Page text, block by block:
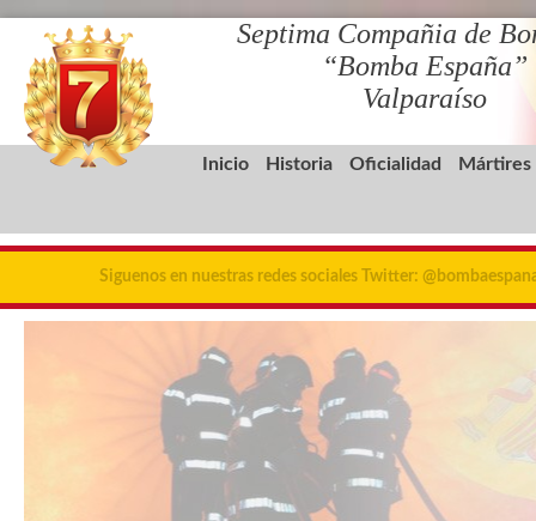
Septima Compañia de
“Bomba España”
Valparaíso
Inicio Historia Oficialidad Mártires
Siguenos en nuestras redes sociales Twitter: